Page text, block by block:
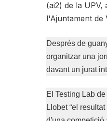
(ai2) de la
l'Ajuntament de
Després de
organitzar una
davant un jurat
El Testing Lab
Llobet “el